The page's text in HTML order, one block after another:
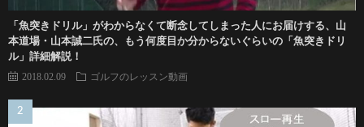
「魚突きドリル」がわからなくて断念してしまった人にお届けする、山
本道場・山本誠二氏の、もう何度目か分からないぐらいの「魚突きドリ
ル」詳細解説！
2018.02.09 ゴルフのレッスン動画